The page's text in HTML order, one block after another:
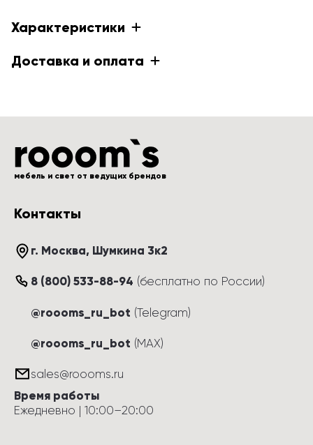
Характеристики
Доставка и оплата
мебель и свет от ведущих брендов
Контакты
г. Москва, Шумкина 3к2
8 (800) 533-88-94 (бесплатно по России)
@roooms_ru_bot (Telegram)
@roooms_ru_bot (MAX)
sales@roooms.ru
Время работы
Ежедневно | 10:00–20:00